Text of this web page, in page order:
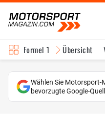
Formel 1 Übersicht
Wählen Sie Motorsport-
bevorzugte Google-